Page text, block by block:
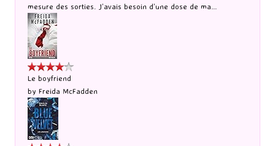
mesure des sorties. J’avais besoin d’une dose de ma...
Le boyfriend
by Freida McFadden